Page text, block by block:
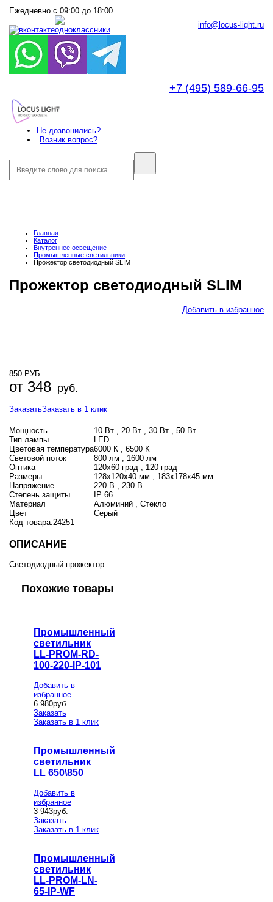
Ежедневно с 09:00 до 18:00
info@locus-light.ru
+7 (495) 589-66-95
Не дозвонились?
Возник вопрос?
Главная
Каталог
Внутреннее оcвещение
Промышленные светильники
Прожектор светодиодный SLIM
Прожектор светодиодный SLIM
Добавить в избранное
850 РУБ.
от 348 руб.
ЗаказатьЗаказать в 1 клик
Мощность
10 Вт , 20 Вт , 30 Вт , 50 Вт
Тип лампы
LED
Цветовая температура6000 К , 6500 К
Световой поток
800 лм , 1600 лм
Оптика
120х60 град , 120 град
Размеры
128х120х40 мм , 183х178х45 мм
Напряжение
220 В , 230 В
Степень защиты
IP 66
Материал
Алюминий , Стекло
Цвет
Серый
Код товара:24251
ОПИСАНИЕ
Светодиодный прожектор.
Похожие товары
Промышленный
светильник
LL-PROM-RD-
100-220-IP-101
Добавить в
избранное
6 980руб.
Заказать
Заказать в 1 клик
Промышленный
светильник
LL 650\850
Добавить в
избранное
3 943руб.
Заказать
Заказать в 1 клик
Промышленный
светильник
LL-PROM-LN-
65-IP-WF